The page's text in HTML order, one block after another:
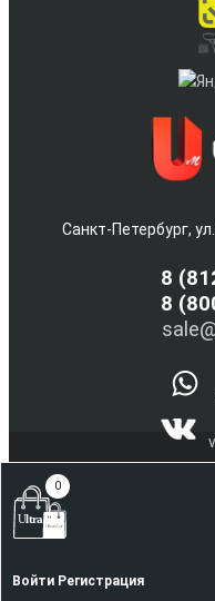
Санкт-Петербург,
8
8
(С) 2005-2026
0
Войти Регистрация